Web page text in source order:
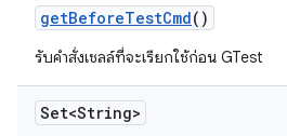
getBeforeTestCmd()
รับคำสั่งเชลล์ที่จะเรียกใช้ก่อน GTest
Set<String>